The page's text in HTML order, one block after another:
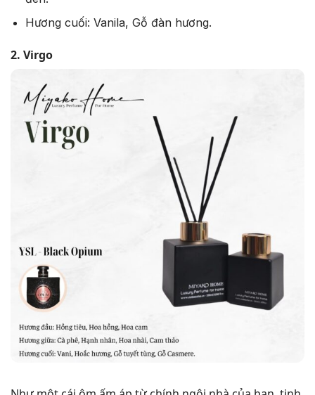
Hương cuối: Vanila, Gỗ đàn hương.
2. Virgo